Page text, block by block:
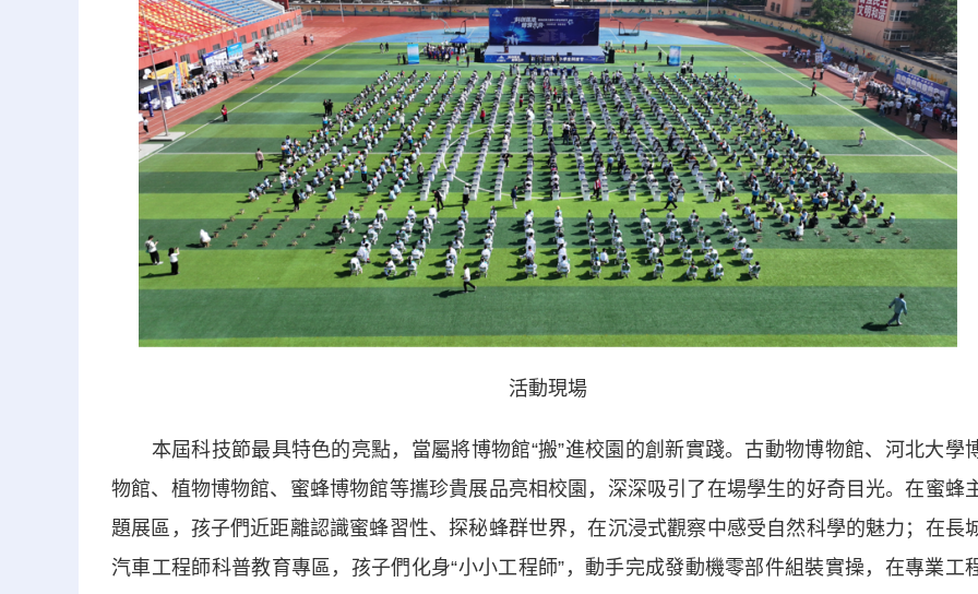
活動現場
本屆科技節最具特色的亮點，當屬將博物館“搬”進校園的創新實踐。古動物博物館、河北大學
物館、植物博物館、蜜蜂博物館等攜珍貴展品亮相校園，深深吸引了在場學生的好奇目光。在蜜蜂
題展區，孩子們近距離認識蜜蜂習性、探秘蜂群世界，在沉浸式觀察中感受自然科學的魅力；在長
汽車工程師科普教育專區，孩子們化身“小小工程師”，動手完成發動機零部件組裝實操，在專業工